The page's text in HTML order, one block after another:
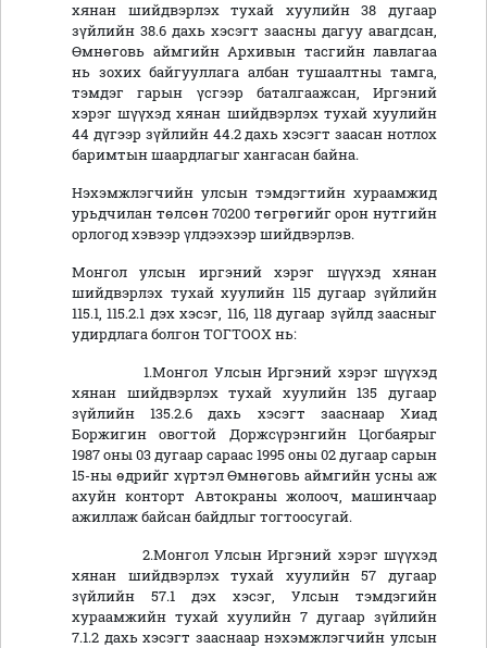
хянан шийдвэрлэх тухай хуулийн 38 дугаар
зүйлийн 38.6 дахь хэсэгт заасны дагуу авагдсан,
Өмнөговь аймгийн Архивын тасгийн лавлагаа
нь зохих байгууллага албан тушаалтны тамга,
тэмдэг гарын үсгээр баталгаажсан, Иргэний
хэрэг шүүхэд хянан шийдвэрлэх тухай хуулийн
44 дүгээр зүйлийн 44.2 дахь хэсэгт заасан нотлох
баримтын шаардлагыг хангасан байна.
Нэхэмжлэгчийн улсын тэмдэгтийн хураамжид
урьдчилан төлсөн 70200 төгрөгийг орон нутгийн
орлогод хэвээр үлдээхээр шийдвэрлэв.
Монгол улсын иргэний хэрэг шүүхэд хянан
шийдвэрлэх тухай хуулийн 115 дугаар зүйлийн
115.1, 115.2.1 дэх хэсэг, 116, 118 дугаар зүйлд заасныг
удирдлага болгон ТОГТООХ нь:
1.Монгол Улсын Иргэний хэрэг шүүхэд
хянан шийдвэрлэх тухай хуулийн 135 дугаар
зүйлийн 135.2.6 дахь хэсэгт зааснаар Хиад
Боржигин овогтой Доржсүрэнгийн Цогбаярыг
1987 оны 03 дугаар сараас 1995 оны 02 дугаар сарын
15-ны өдрийг хүртэл Өмнөговь аймгийн усны аж
ахуйн конторт Автокраны жолооч, машинчаар
ажиллаж байсан байдлыг тогтоосугай.
2.Монгол Улсын Иргэний хэрэг шүүхэд
хянан шийдвэрлэх тухай хуулийн 57 дугаар
зүйлийн 57.1 дэх хэсэг, Улсын тэмдэгийн
хураамжийн тухай хуулийн 7 дугаар зүйлийн
7.1.2 дахь хэсэгт зааснаар нэхэмжлэгчийн улсын